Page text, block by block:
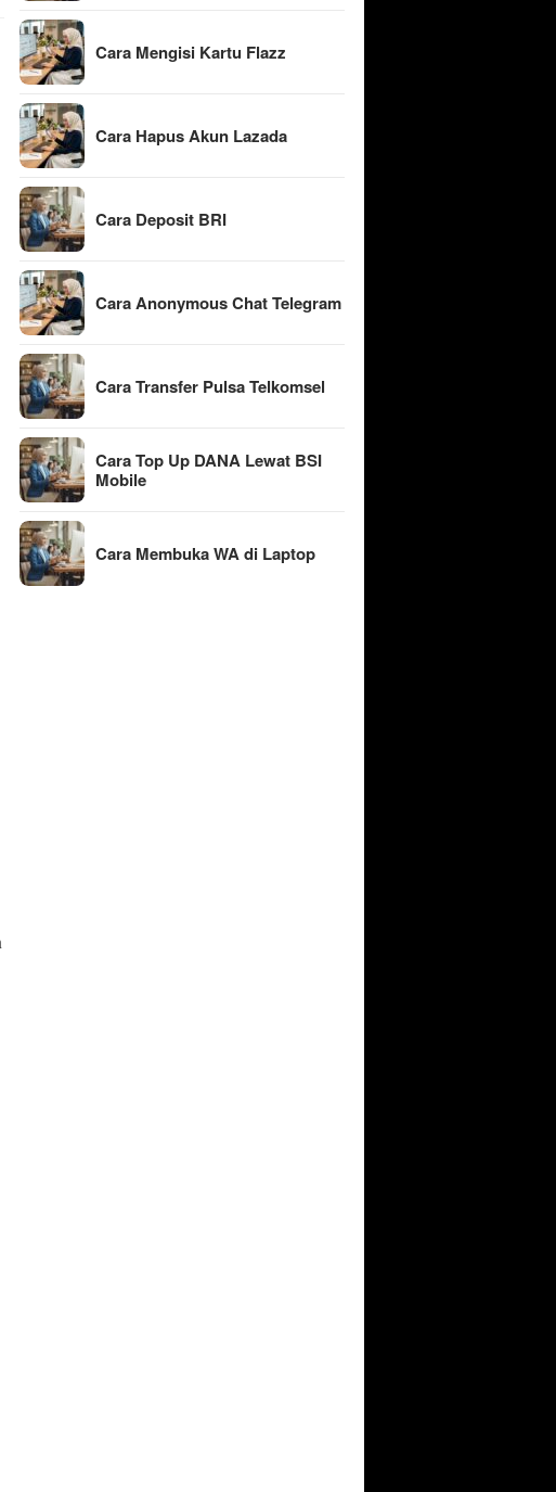
Cara Mengisi Kartu Flazz
Cara Hapus Akun Lazada
Cara Deposit BRI
Cara Anonymous Chat Telegram
Cara Transfer Pulsa Telkomsel
Cara Top Up DANA Lewat BSI
Mobile
Cara Membuka WA di Laptop